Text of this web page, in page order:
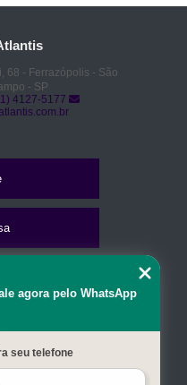
68 - Ferrazópolis - São
- SP
4127-5177
agora pelo WhatsApp
seu telefone